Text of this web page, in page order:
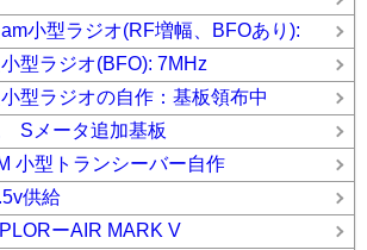
小型ラジオ(RF増幅、BFOあり):
型ラジオ(BFO): 7MHz
型ラジオの自作：基板領布中
Sメータ追加基板
小型トランシーバー自作
供給
ーAIR MARK V